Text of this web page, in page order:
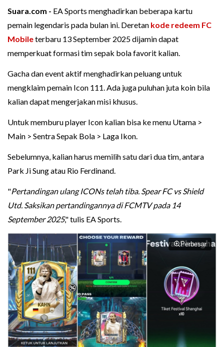
Suara.com - EA Sports menghadirkan beberapa kartu
pemain legendaris pada bulan ini. Deretan kode redeem FC
Mobileterbaru 13 September 2025 dijamin dapat
memperkuat formasi tim sepak bola favorit kalian.
Gacha dan event aktif menghadirkan peluang untuk
mengklaim pemain Icon 111. Ada juga puluhan juta koin bila
kalian dapat mengerjakan misi khusus.
Untuk memburu player Icon kalian bisa ke menu Utama >
Main > Sentra Sepak Bola > Laga Ikon.
Sebelumnya, kalian harus memilih satu dari dua tim, antara
Park Ji Sung atau Rio Ferdinand.
"Pertandingan ulang ICONs telah tiba. Spear FC vs Shield
Utd. Saksikan pertandingannya di FCMTV pada 14
September 2025," tulis EA Sports.
Perbesar